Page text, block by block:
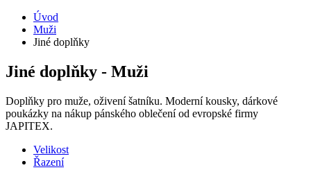
Úvod
Muži
Jiné doplňky
Jiné doplňky - Muži
Doplňky pro muže, oživení šatníku. Moderní kousky, dárkové
poukázky na nákup pánského oblečení od evropské firmy
JAPITEX.
Velikost
Řazení